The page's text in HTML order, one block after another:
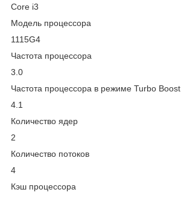
Core i3
Модель процессора
1115G4
Частота процессора
3.0
Частота процессора в режиме Turbo Boost
4.1
Количество ядер
2
Количество потоков
4
Кэш процессора